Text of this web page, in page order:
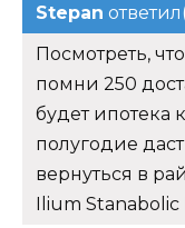
Stepan
Посмотреть,
помни 250
будет ипотека
полугодие
вернуться в
Ilium